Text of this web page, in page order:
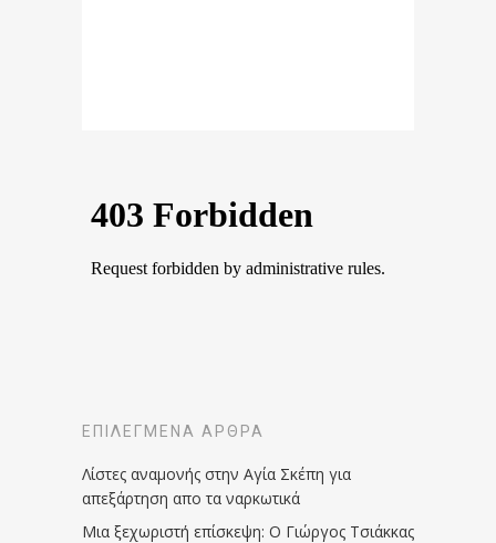
ΕΠΙΛΕΓΜΈΝΑ ΆΡΘΡΑ
Λίστες αναμονής στην Αγία Σκέπη για
απεξάρτηση απο τα ναρκωτικά
Μια ξεχωριστή επίσκεψη: Ο Γιώργος Τσιάκκας